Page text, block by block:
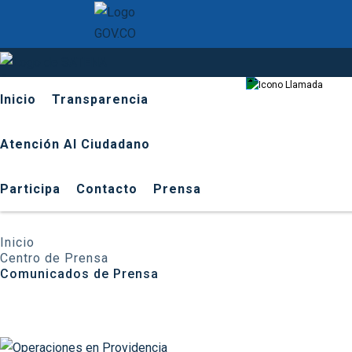
Inicio Transparencia
Atención Al Ciudadano
Participa Contacto Prensa
Inicio
Centro de Prensa
Comunicados de Prensa